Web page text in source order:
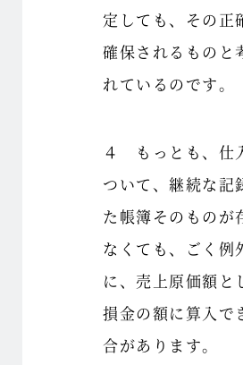
定しても、その正
確保されるものと
れているのです。
４ もっとも、仕
ついて、継続な記
た帳簿そのものが
なくても、ごく例
に、売上原価額と
損金の額に算入で
合があります。